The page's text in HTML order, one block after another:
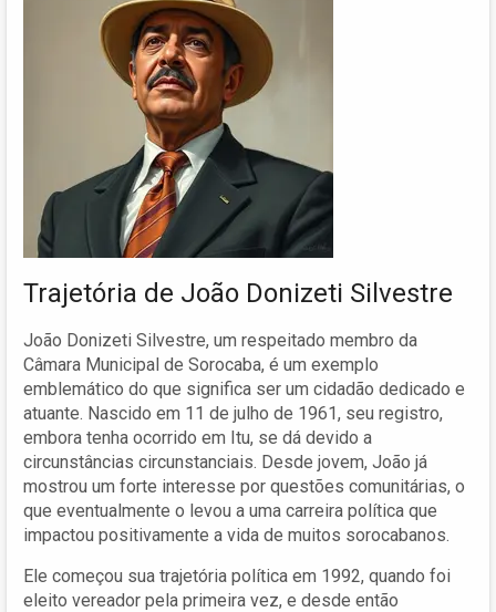
Trajetória de João Donizeti Silvestre
João Donizeti Silvestre, um respeitado membro da
Câmara Municipal de Sorocaba, é um exemplo
emblemático do que significa ser um cidadão dedicado e
atuante. Nascido em 11 de julho de 1961, seu registro,
embora tenha ocorrido em Itu, se dá devido a
circunstâncias circunstanciais. Desde jovem, João já
mostrou um forte interesse por questões comunitárias, o
que eventualmente o levou a uma carreira política que
impactou positivamente a vida de muitos sorocabanos.
Ele começou sua trajetória política em 1992, quando foi
eleito vereador pela primeira vez, e desde então